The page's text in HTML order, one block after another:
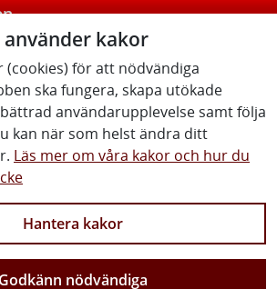
kakor
(cookies) för att nödvändiga
ska fungera, skapa utökade
användarupplevelse samt följa
kan när som helst ändra ditt
Läs mer om våra kakor och hur du
Hantera kakor
Godkänn nödvändiga
Youtube